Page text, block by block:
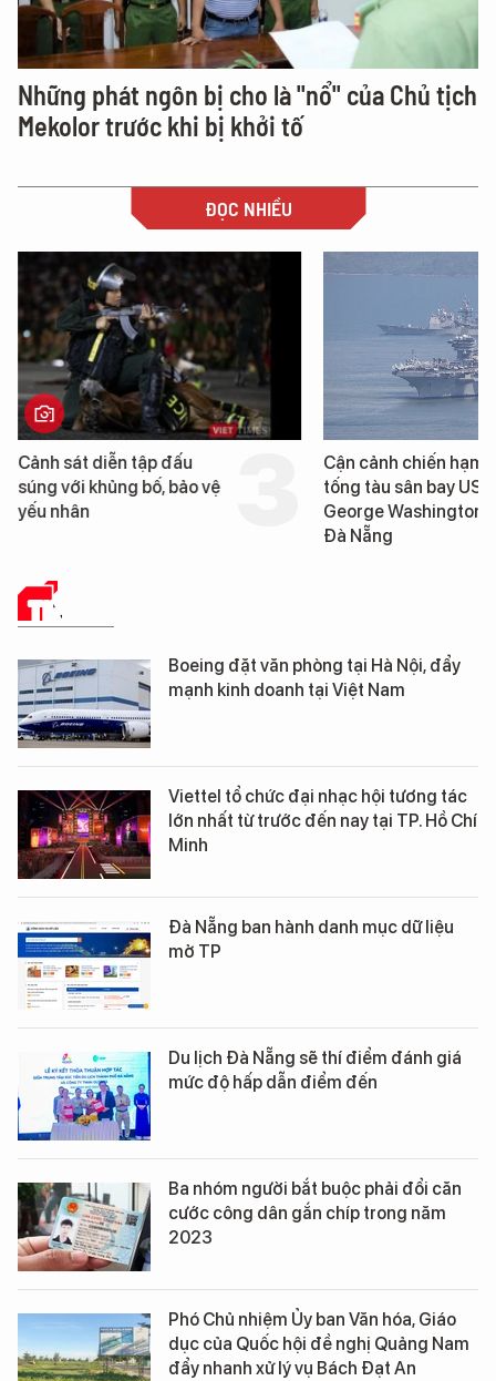
Những phát ngôn bị cho là "nổ" của Chủ tịch
Mekolor trước khi bị khởi tố
ĐỌC NHIỀU
Cảnh sát diễn tập đấu
súng với khủng bố, bảo vệ
yếu nhân
Cận cảnh chiến hạm
tống tàu sân bay USS
George Washington
Đà Nẵng
TIN TỨC
Boeing đặt văn phòng tại Hà Nội, đẩy
mạnh kinh doanh tại Việt Nam
Viettel tổ chức đại nhạc hội tương tác
lớn nhất từ trước đến nay tại TP. Hồ Chí
Minh
Đà Nẵng ban hành danh mục dữ liệu
mở TP
Du lịch Đà Nẵng sẽ thí điểm đánh giá
mức độ hấp dẫn điểm đến
Ba nhóm người bắt buộc phải đổi căn
cước công dân gắn chíp trong năm
2023
Phó Chủ nhiệm Ủy ban Văn hóa, Giáo
dục của Quốc hội đề nghị Quảng Nam
đẩy nhanh xử lý vụ Bách Đạt An